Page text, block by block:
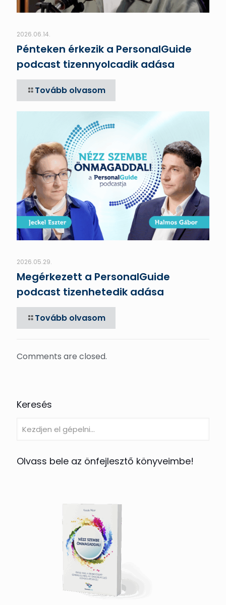
2026.06.14.
Pénteken érkezik a PersonalGuide
podcast tizennyolcadik adása
Tovább olvasom
2026.05.29.
Megérkezett a PersonalGuide
podcast tizenhetedik adása
Tovább olvasom
Comments are closed.
Keresés
Olvass bele az önfejlesztő könyveimbe!